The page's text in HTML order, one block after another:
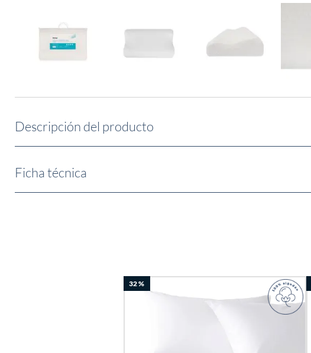
Descripción del producto
Ficha técnica
32 %